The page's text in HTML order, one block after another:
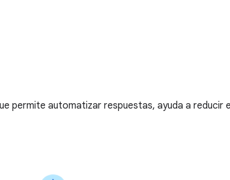
permite automatizar respuestas, ayuda a